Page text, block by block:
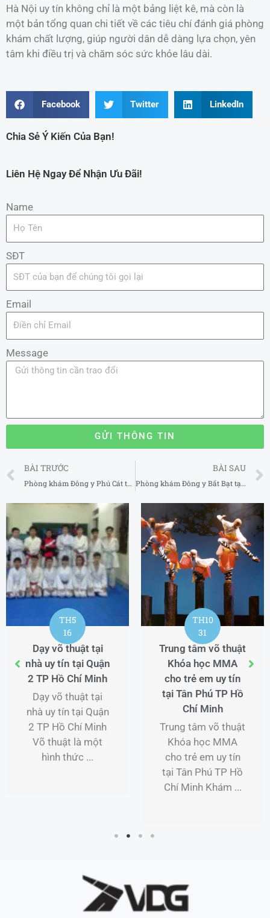
Hà Nội uy tín không chỉ là một bảng liệt kê, mà còn là
một bản tổng quan chi tiết về các tiêu chí đánh giá phòng
khám chất lượng, giúp người dân dễ dàng lựa chọn, yên
tâm khi điều trị và chăm sóc sức khỏe lâu dài.
Facebook Twitter LinkedIn
Chia Sẻ Ý Kiến Của Bạn!
Liên Hệ Ngay Để Nhận Ưu Đãi!
Name
SĐT
Email
Message
GỬI THÔNG TIN
Prev
BÀI TRƯỚC
Phòng khám Đông y Phú Cát tại Hà Nội 2025-2026
BÀI SAU
Phòng khám Đông y Bất Bạt tại Hà Nội 2025-2026
TH5
16
Dạy võ thuật tại
nhà uy tín tại Quận
2 TP Hồ Chí Minh
Dạy võ thuật tại
nhà uy tín tại Quận
2 TP Hồ Chí Minh
Võ thuật là một
hình thức ...
TH10
31
Trung tâm võ thuật
Khóa học MMA
cho trẻ em uy tín
tại Tân Phú TP Hồ
Chí Minh
Trung tâm võ thuật
Khóa học MMA
cho trẻ em uy tín
tại Tân Phú TP Hồ
Chí Minh Khám ...